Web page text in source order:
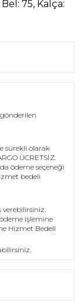
75, Kalça:
sürekli olarak
ÜCRETSİZ.
ödeme seçeneği
bedeli
verebilirsiniz.
işlemine
Hizmet Bedeli